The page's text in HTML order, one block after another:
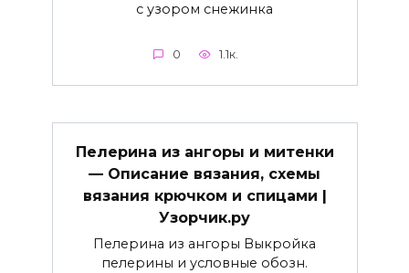
с узором снежинка
0 1.1к.
Пелерина из ангоры и митенки
— Описание вязания, схемы
вязания крючком и спицами |
Узорчик.ру
Пелерина из ангоры Выкройка
пелерины и условные обозн.